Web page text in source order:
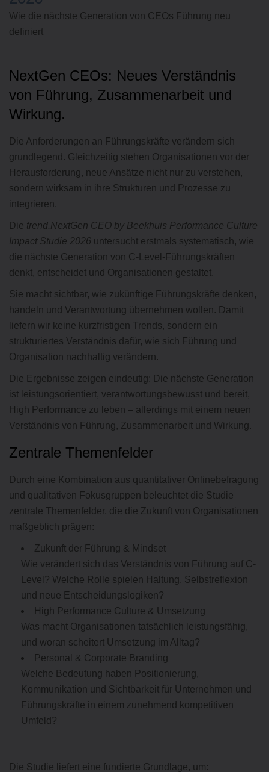
Wie die nächste Generation von CEOs Führung neu
definiert
NextGen CEOs: Neues Verständnis
von Führung, Zusammenarbeit und
Wirkung.
Die Anforderungen an Führungskräfte verändern sich
grundlegend. Gleichzeitig stehen Organisationen vor der
Herausforderung, neue Ansätze nicht nur zu verstehen,
sondern wirksam in ihre Strukturen und Prozesse zu
integrieren.
Die trend.NextGen CEO by Beekhuis Performance Culture
Impact Studie 2026 untersucht erstmals systematisch, wie
die nächste Generation von C-Level-Führungskräften
denkt, entscheidet und Organisationen gestaltet.
Sie macht sichtbar, wie zukünftige Führungskräfte denken,
handeln und Verantwortung übernehmen wollen. Damit
liefern wir keine kurzfristigen Trends, sondern ein
strukturiertes Verständnis dafür, wie sich Führung und
Organisation nachhaltig verändern.
Die Ergebnisse zeigen eindeutig: Die nächste Generation
ist leistungsorientiert, verantwortungsbewusst und bereit,
High Performance zu leben – allerdings mit einem neuen
Verständnis von Führung, Zusammenarbeit und Wirkung.
Zentrale Themenfelder
Durch eine Kombination aus quantitativer Onlinebefragung
und qualitativen Fokusgruppen beleuchtet die Studie
zentrale Themenfelder, die die Zukunft von Organisationen
maßgeblich prägen:
Zukunft der Führung & Mindset
Wie verändert sich das Verständnis von Führung auf C-
Level? Welche Rolle spielen Haltung, Selbstreflexion
und neue Entscheidungslogiken?
High Performance Culture & Umsetzung
Was macht Organisationen tatsächlich leistungsfähig,
und woran scheitert Umsetzung im Alltag?
Personal & Corporate Branding
Welche Bedeutung haben Positionierung,
Kommunikation und Sichtbarkeit für Unternehmen und
Führungskräfte in einem zunehmend kompetitiven
Umfeld?
Die Studie liefert eine fundierte Grundlage, um: